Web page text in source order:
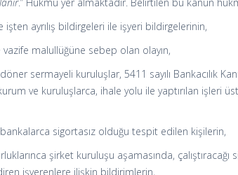
.” Hükmü yer almaktadır. Belirtilen bu kanun
işten ayrılış bildirgeleri ile işyeri bildirgelerinin,
vazife malullüğüne sebep olan olayın,
sermayeli kuruluşlar, 5411 sayılı Bankacılık
ve kuruluşlarca, ihale yolu ile yaptırılan işleri
bankalarca sigortasız olduğu tespit edilen kişilerin,
şirket kuruluşu aşamasında, çalıştıracağı
işverenlere ilişkin bildirimlerin,